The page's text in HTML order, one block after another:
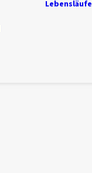
Lebensläufe